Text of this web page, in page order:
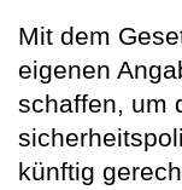
Mit dem
eigenen
schaffen, um
künftig